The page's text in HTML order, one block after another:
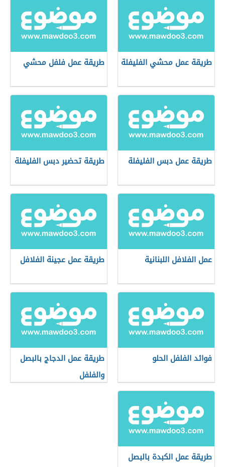
طريقة عمل محشي الفليفلة طريقة عمل فلفل محشي
طريقة عمل دبس الفليفلة طريقة تحضير دبس الفليفلة
عمل الفلافل اللبنانية طريقة عمل عجينة الفلافل
فوائد الفلفل الحلو
طريقة عمل الدجاج بالبصل
والفلفل
طريقة عمل الكبدة بالبصل